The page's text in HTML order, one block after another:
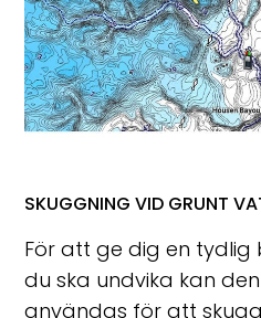
SKUGGNING VID GRUNT
För att ge dig en tydlig
du ska undvika kan
användas för att